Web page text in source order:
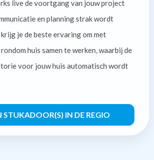
live de voortgang van jouw project
en planning strak wordt
je de beste ervaring om met
huis samen te werken, waarbij de
voor jouw huis automatisch wordt
STUKADOOR(S) IN DE REGIO